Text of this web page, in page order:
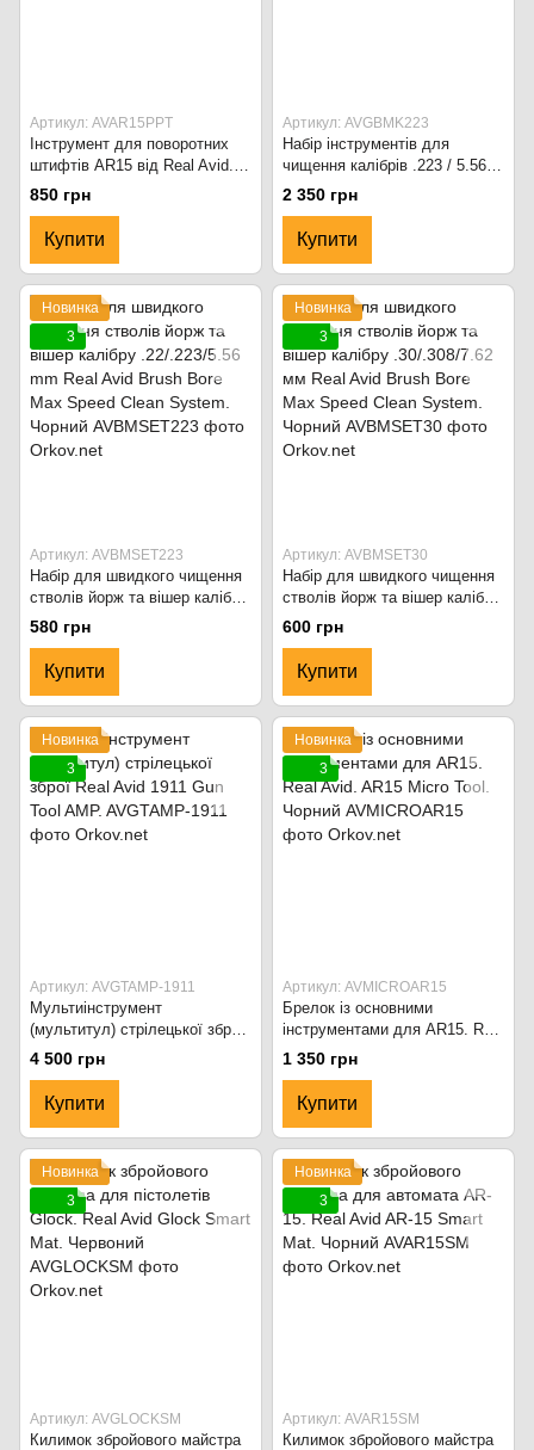
Артикул: AVAR15PPT
Інструмент для поворотних
штифтів AR15 від Real Avid.
Червоний
850 грн
Купити
Артикул: AVGBMK223
Набір інструментів для
чищення калібрів .223 / 5.56
mm. Real Avid Gun Boss Multi-
Kit. Чорний
2 350 грн
Купити
Новинка
3
Артикул: AVBMSET223
Набір для швидкого чищення
стволів йорж та вішер калібру
.22/.223/5.56 mm Real Avid
Brush Bore Max Speed Clean
System. Чорний
580 грн
Купити
Новинка
3
Артикул: AVBMSET30
Набір для швидкого чищення
стволів йорж та вішер калібру
.30/.308/7.62 мм Real Avid
Brush Bore Max Speed Clean
System. Чорний
600 грн
Купити
Новинка
3
Артикул: AVGTAMP-1911
Мультиінструмент
(мультитул) стрілецької зброї
Real Avid 1911 Gun Tool AMP.
4 500 грн
Купити
Новинка
3
Артикул: AVMICROAR15
Брелок із основними
інструментами для AR15. Real
Avid. AR15 Micro Tool. Чорний
1 350 грн
Купити
Новинка
3
Артикул: AVGLOCKSM
Килимок збройового майстра
Новинка
3
Артикул: AVAR15SM
Килимок збройового майстра